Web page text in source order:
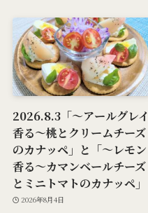
2026.8.3「～アールグレイ
香る～桃とクリームチーズ
のカナッペ」と「～レモン
香る～カマンベールチーズ
とミニトマトのカナッペ」
2026年8月4日